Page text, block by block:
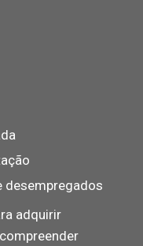
desempregados
adquirir